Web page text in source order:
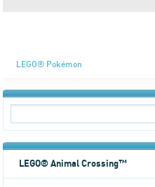
LEGO® Pokémon
LEGO® Animal Crossing™